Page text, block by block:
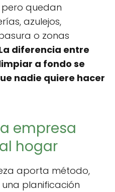
pero quedan
azulejos,
o zonas
diferencia entre
a fondo se
nadie quiere hacer
empresa
hogar
aporta método,
planificación